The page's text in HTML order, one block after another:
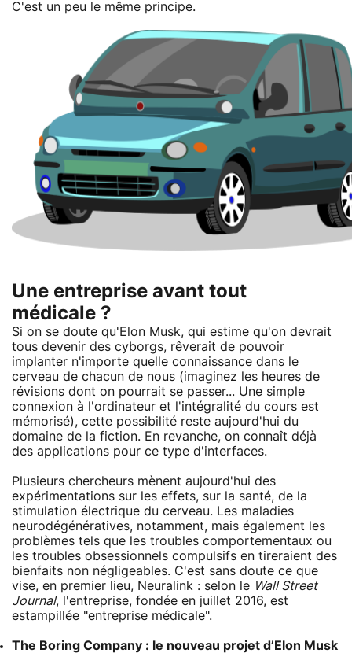
C'est un peu le même principe.
Une entreprise avant tout
médicale ?
Si on se doute qu'Elon Musk, qui estime qu'on devrait
tous devenir des cyborgs, rêverait de pouvoir
implanter n'importe quelle connaissance dans le
cerveau de chacun de nous (imaginez les heures de
révisions dont on pourrait se passer... Une simple
connexion à l'ordinateur et l'intégralité du cours est
mémorisé), cette possibilité reste aujourd'hui du
domaine de la fiction. En revanche, on connaît déjà
des applications pour ce type d'interfaces.
Plusieurs chercheurs mènent aujourd'hui des
expérimentations sur les effets, sur la santé, de la
stimulation électrique du cerveau. Les maladies
neurodégénératives, notamment, mais également les
problèmes tels que les troubles comportementaux ou
les troubles obsessionnels compulsifs en tireraient des
bienfaits non négligeables. C'est sans doute ce que
vise, en premier lieu, Neuralink : selon le Wall Street
Journal, l'entreprise, fondée en juillet 2016, est
estampillée "entreprise médicale".
The Boring Company : le nouveau projet d’Elon Musk